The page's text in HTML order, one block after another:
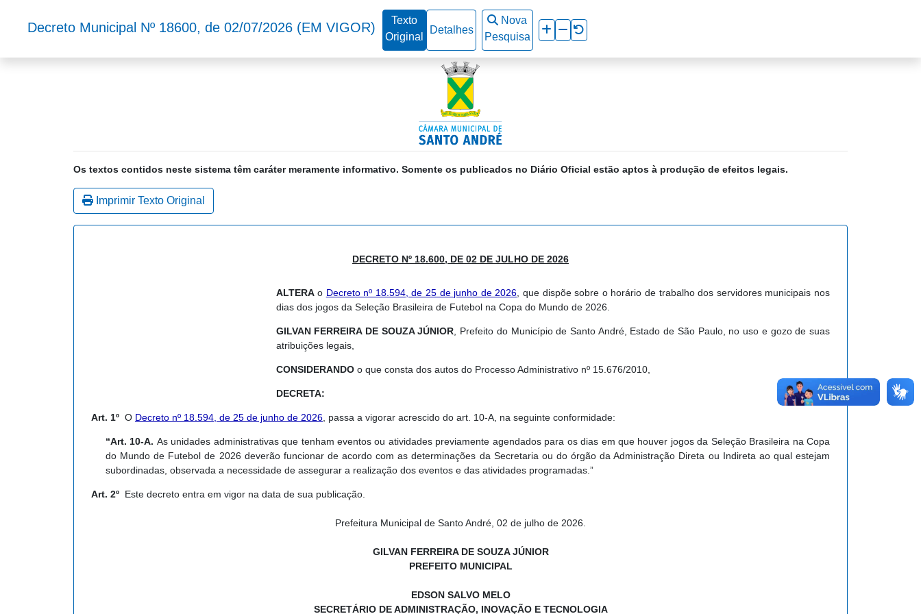
Os textos contidos neste sistema têm caráter meramente informativo. Somente os publicados no Diário Oficial estão aptos à produção de efeitos legais.
Decreto Municipal Nº 18600, de 02/07/2026 (EM VIGOR)
Texto
Original
Detalhes
Nova
Pesquisa
Imprimir Texto Original
DECRETO Nº 18.600, DE 02 DE JULHO DE 2026
ALTERAo Decreto nº 18.594, de 25 de junho de 2026 , que dispõe sobre o horário de trabalho dos servidores municipais nos
dias dos jogos da Seleção Brasileira de Futebol na Copa do Mundo de 2026.
GILVAN FERREIRA DE SOUZA JÚNIOR , Prefeito do Município de Santo André, Estado de São Paulo, no uso e gozo de suas
atribuições legais,
CONSIDERANDOo que consta dos autos do Processo Administrativo nº 15.676/2010,
DECRETA:
Art. 1º O Decreto nº 18.594, de 25 de junho de 2026 , passa a vigorar acrescido do art. 10-A, na seguinte conformidade:
“Art. 10-A. As unidades administrativas que tenham eventos ou atividades previamente agendados para os dias em que houver jogos da Seleção Brasileira na Copa
do Mundo de Futebol de 2026 deverão funcionar de acordo com as determinações da Secretaria ou do órgão da Administração Direta ou Indireta ao qual estejam
subordinadas, observada a necessidade de assegurar a realização dos eventos e das atividades programadas.”
Art. 2º Este decreto entra em vigor na data de sua publicação.
Prefeitura Municipal de Santo André, 02 de julho de 2026.
GILVAN FERREIRA DE SOUZA JÚNIOR
PREFEITO MUNICIPAL
EDSON SALVO MELO
SECRETÁRIO DE ADMINISTRAÇÃO, INOVAÇÃO E TECNOLOGIA